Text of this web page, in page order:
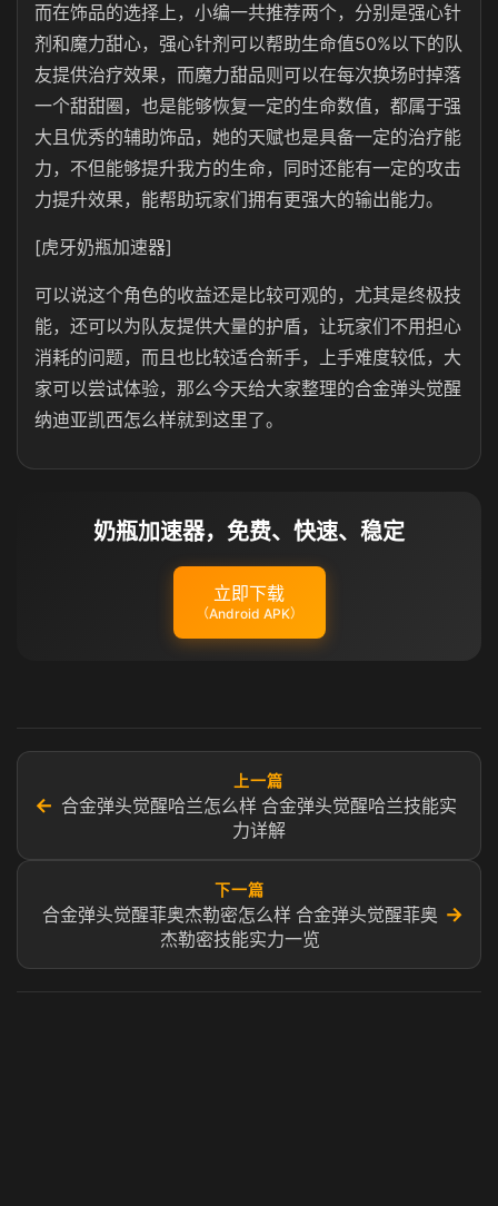
而在饰品的选择上，小编一共推荐两个，分别是强心针
剂和魔力甜心，强心针剂可以帮助生命值50%以下的队
友提供治疗效果，而魔力甜品则可以在每次换场时掉落
一个甜甜圈，也是能够恢复一定的生命数值，都属于强
大且优秀的辅助饰品，她的天赋也是具备一定的治疗能
力，不但能够提升我方的生命，同时还能有一定的攻击
力提升效果，能帮助玩家们拥有更强大的输出能力。
[虎牙奶瓶加速器]
可以说这个角色的收益还是比较可观的，尤其是终极技
能，还可以为队友提供大量的护盾，让玩家们不用担心
消耗的问题，而且也比较适合新手，上手难度较低，大
家可以尝试体验，那么今天给大家整理的合金弹头觉醒
纳迪亚凯西怎么样就到这里了。
奶瓶加速器，免费、快速、稳定
立即下载
（Android APK）
←
上一篇
合金弹头觉醒哈兰怎么样 合金弹头觉醒哈兰技能实
力详解
下一篇
合金弹头觉醒菲奥杰勒密怎么样 合金弹头觉醒菲奥
杰勒密技能实力一览
→